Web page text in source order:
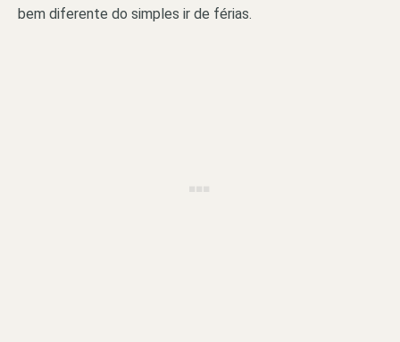
bem diferente do simples ir de férias.